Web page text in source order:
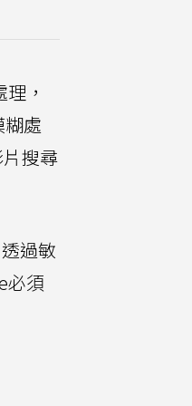
，
處
搜尋
過敏
必須